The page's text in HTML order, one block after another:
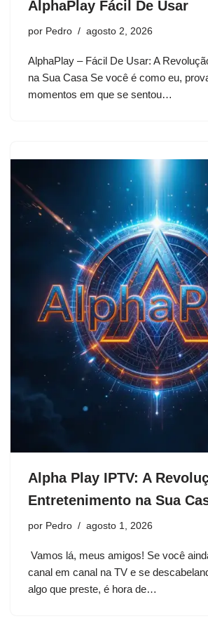
AlphaPlay Fácil De Usar
por Pedro agosto 2, 2026
AlphaPlay – Fácil De Usar: A
na Sua Casa Se você é como eu,
momentos em que se sentou…
Alpha Play IPTV: A
Entretenimento na Sua
por Pedro agosto 1, 2026
Vamos lá, meus amigos! Se você
canal em canal na TV e se
algo que preste, é hora de…